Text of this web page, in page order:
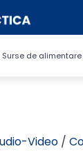
Surse de alimentare
Video /